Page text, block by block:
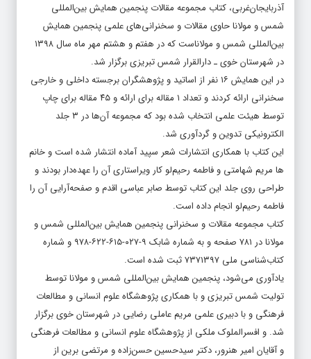
شمس و مولانا حاوی مقالات و سخنرانی‌های علمی پنجمین همایش
بین‌المللی شمس و مولاناست که در هفتم و هشتم مهر ماه سال ۱۳۹۸
در شهرستان خوی ـ دارالقرار شمس تبریزی برگزار شد.
در این همایش ۱۶ نفر از اساتید و پژوهشگران برجسته داخلی و خارجی
سخنرانی ارائه کردند و تعداد ۱ مقاله برای ارائه و ۴۵ مقاله برای چاپ
توسط هیئت علمی انتخاب شده بود که مجموعه آن‌ها در ۳ جلد
الکترونیکی تدوین و گردآوری شد.
این کتاب با همکاری انتشارات شعر سپید آماده انتشار شده است و خانم
ها مریم شهامتی و فاطمه رحیم‌لو کار ویراستاری آن را عهده‌دار بودند و
طراحی روی جلد این کتاب توسط صابر عباسی اقدم و صفحه‌آرایی آن را
فاطمه رحیم‌لو انجام داده است.
کتاب مجموعه مقالات و سخنرانی پنجمین همایش بین‌المللی شمس و
مولانا در ۷۸۱ صفحه و به شماره شابک ۹-۰۲۷-۶۱۵-۶۲۲-۹۷۸ و شماره
کتاب‌شناسی ملی ۷۳۷۱۳۹۷ ثبت شده است.
یادآوری می‌شود، پنجمین همایش بین‌المللی شمس و مولانا توسط
تولیت شمس تبریزی و با همکاری پژوهشگاه علوم انسانی و مطالعات
فرهنگی و با دبیری علمی مریم عاملی رضایی در شهرستان خوی برگزار
شد. و افسرالملوک ملکی از پژوهشگاه علوم انسانی و مطالعات فرهنگی
و آقایان امیر هنرور، دکتر سیدحسین حسن‌زاده و مرتضی برین از
گروه‌های تحقیق و پژوهش و امور بین المللی تولیت شمس تبریزی نیز